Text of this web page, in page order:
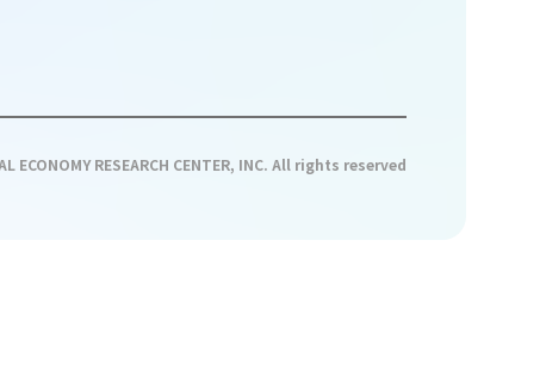
ECONOMY RESEARCH CENTER, INC. All rights reserved